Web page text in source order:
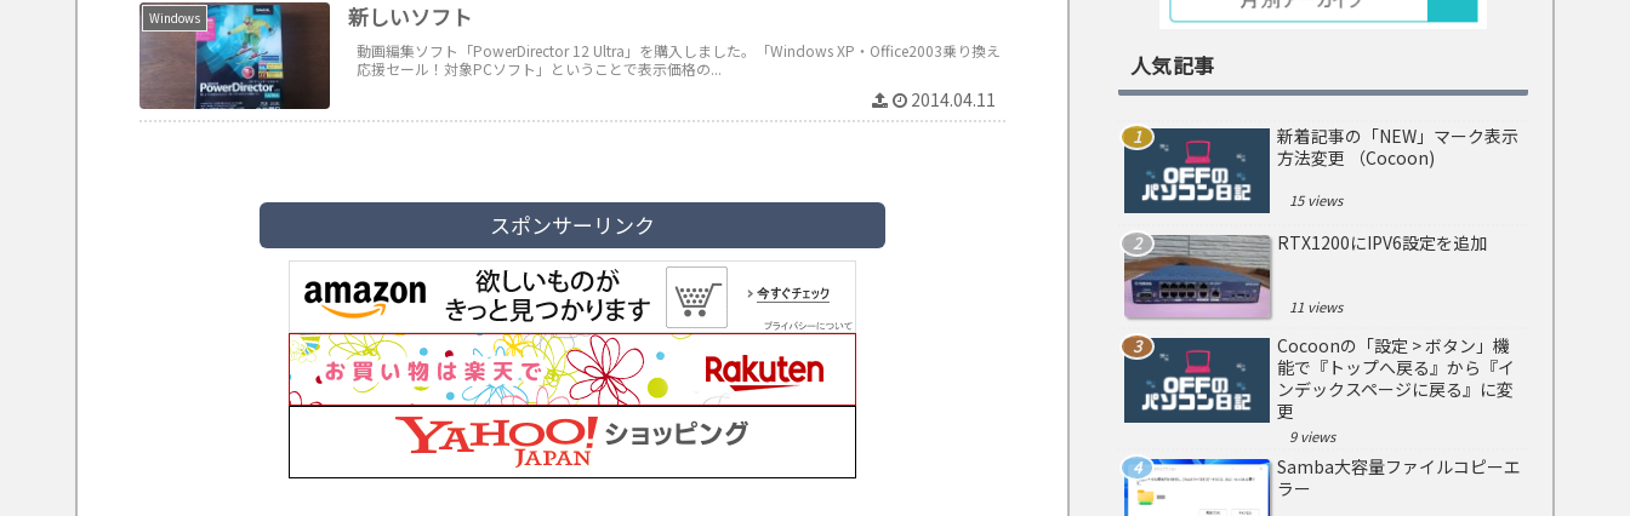
Windows 新しいソフト
動画編集ソフト「PowerDirector 12 Ultra」を購入しました。「Windows XP・Office2003乗り換え
応援セール！対象PCソフト」ということで表示価格の...
2014.04.11
スポンサーリンク
人気記事
新着記事の「NEW」マーク表示
方法変更 （Cocoon)
15 views
RTX1200にIPV6設定を追加
11 views
Cocoonの「設定 > ボタン」機
能で『トップへ戻る』から『イ
ンデックスページに戻る』に変
更
9 views
Samba大容量ファイルコピーエ
ラー